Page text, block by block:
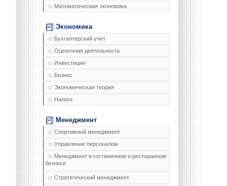
Математическая экономика
Экономика
Бухгалтерский учет
Оценочная деятельность
Инвестиции
Бизнес
Экономическая теория
Налоги
Менеджмент
Спортивный менеджмент
Управление персоналом
Менеджмент в гостиничном и ресторанном
бизнесе
Стратегический менеджмент